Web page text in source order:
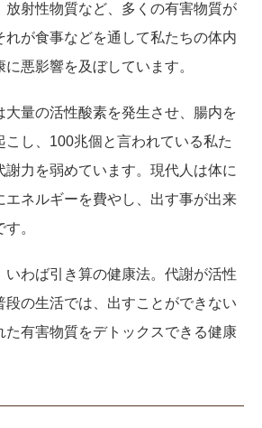
放射性物質など、多くの有害物質が
れが食事などを通して私たちの体内
悪影響を及ぼしています。
大量の活性酸素を発生させ、腸内を
こし、100兆個と言われている私た
謝力を弱めています。現代人は体に
エネルギーを費やし、出す事が出来
。
いわば引き算の健康法。代謝が活性
段の生活では、出すことができない
た有害物質をデトックスできる健康